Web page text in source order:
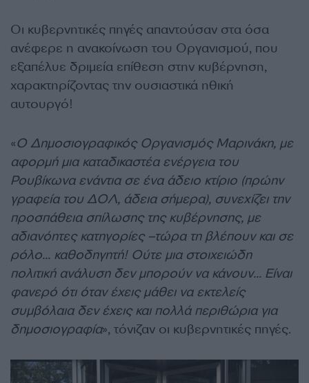
Οι κυβερνητικές πηγές απαντούσαν στα όσα
ανέφερε η ανακοίνωση του Οργανισμού, που
εξαπέλυε δριμεία επίθεση στην κυβέρνηση,
χαρακτηρίζοντας την ουσιαστικά ηθική
αυτουργό!
«Ο Δημοσιογραφικός Οργανισμός Μαρινάκη, με
αφορμή μια καταδικαστέα ενέργεια του
Ρουβίκωνα ενάντια σε ένα άδειο κτίριο (πρώην
γραφεία του ΔΟΛ, άδεια σήμερα), συνεχίζει την
προσπάθεια σπίλωσης της κυβέρνησης, με
αδιανόητες κατηγορίες –τώρα τη βλέπουν και σε
ρόλο… καθοδηγητή! Ούτε μια στοιχειώδη
πολιτική ανάλυση δεν μπορούν να κάνουν… Είναι
φανερό ότι όταν έχεις μάθει να εκτελείς
συμβόλαια δεν έχεις και πολλά περιθώρια για
δημοσιογραφία», τόνιζαν οι κυβερνητικές πηγές.